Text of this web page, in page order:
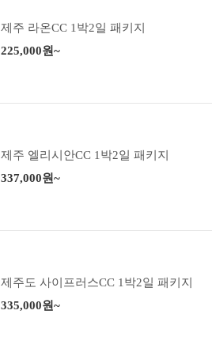
제주 라온CC 1박2일 패키지
225,000원~
제주 엘리시안CC 1박2일 패키지
337,000원~
제주도 사이프러스CC 1박2일 패키지
335,000원~